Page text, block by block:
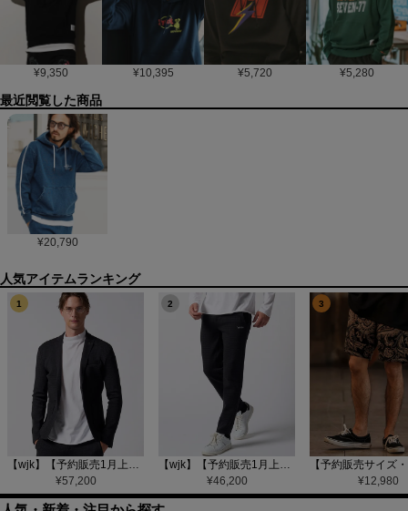
¥9,350 ¥10,395 ¥5,720 ¥5,280
最近閲覧した商品
¥20,790
1
【wjk】【予約販売1月上旬～中旬入荷】function knit jacket(jacquard check) ニットジャケット(207 mw08j)
¥57,200
2
【wjk】【予約販売1月上旬～中旬入荷】function knit easy slacks(jacquard check) ニットイージーパンツ(504 mw08j)
¥46,200
3
¥12,980